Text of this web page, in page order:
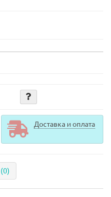
Доставка и оплата